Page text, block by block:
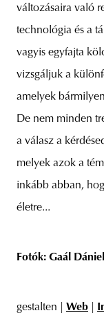
változásaira való
technológia és a
vagyis egyfajta
vizsgáljuk a
amelyek
De nem minden
a válasz a
melyek azok a
inkább abban,
életre...
Fotók: Gaál Dániel
gestalten | Web